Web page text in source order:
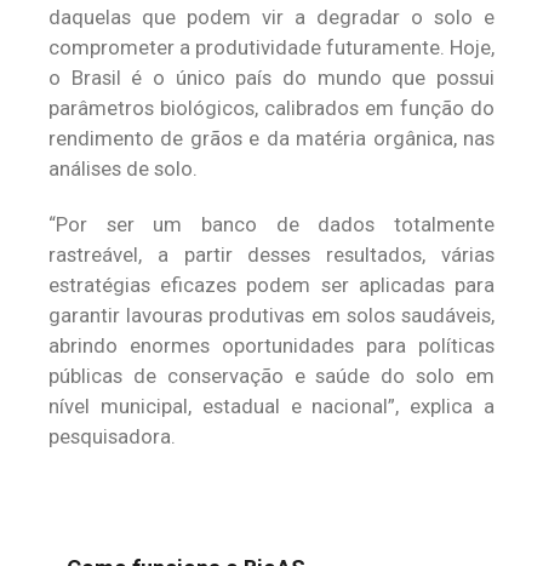
daquelas que podem vir a degradar o solo e
comprometer a produtividade futuramente. Hoje,
o Brasil é o único país do mundo que possui
parâmetros biológicos, calibrados em função do
rendimento de grãos e da matéria orgânica, nas
análises de solo.
“Por ser um banco de dados totalmente
rastreável, a partir desses resultados, várias
estratégias eficazes podem ser aplicadas para
garantir lavouras produtivas em solos saudáveis,
abrindo enormes oportunidades para políticas
públicas de conservação e saúde do solo em
nível municipal, estadual e nacional”, explica a
pesquisadora.